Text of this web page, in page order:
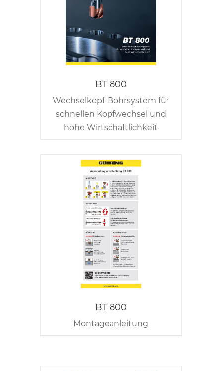
BT 800
Wechselkopf-Bohrsystem für
schnellen Kopfwechsel und
hohe Wirtschaftlichkeit
BT 800
Montageanleitung